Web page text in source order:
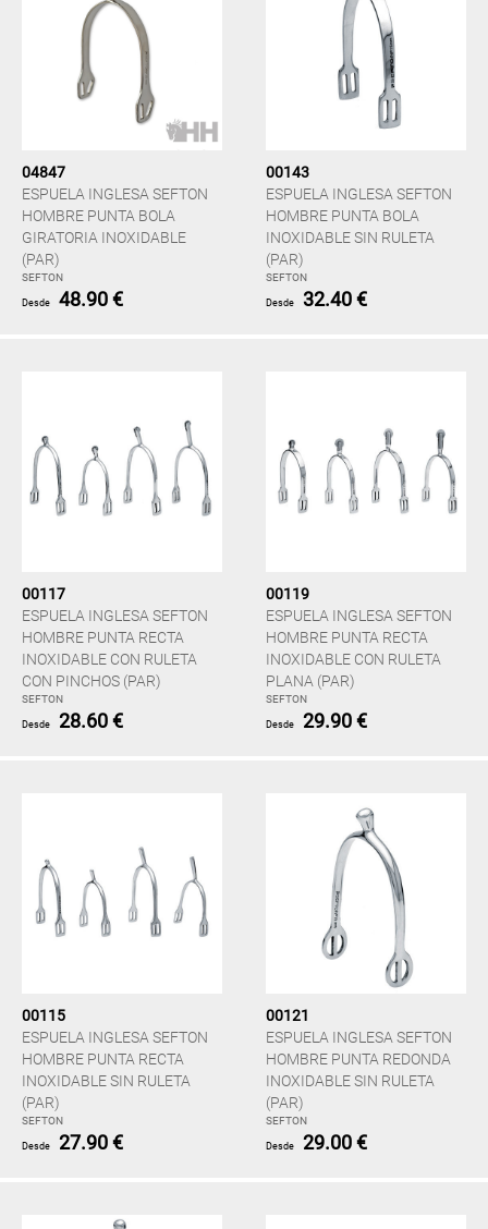
04847
ESPUELA INGLESA SEFTON
HOMBRE PUNTA BOLA
GIRATORIA INOXIDABLE
(PAR)
SEFTON
Desde 48.90 €
00143
ESPUELA INGLESA SEFTON
HOMBRE PUNTA BOLA
INOXIDABLE SIN RULETA
(PAR)
SEFTON
Desde 32.40 €
00117
ESPUELA INGLESA SEFTON
HOMBRE PUNTA RECTA
INOXIDABLE CON RULETA
CON PINCHOS (PAR)
SEFTON
Desde 28.60 €
00119
ESPUELA INGLESA SEFTON
HOMBRE PUNTA RECTA
INOXIDABLE CON RULETA
PLANA (PAR)
SEFTON
Desde 29.90 €
00115
ESPUELA INGLESA SEFTON
HOMBRE PUNTA RECTA
INOXIDABLE SIN RULETA
(PAR)
SEFTON
Desde 27.90 €
00121
ESPUELA INGLESA SEFTON
HOMBRE PUNTA REDONDA
INOXIDABLE SIN RULETA
(PAR)
SEFTON
Desde 29.00 €